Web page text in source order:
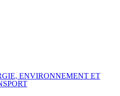
ENVIRONNEMENT ET